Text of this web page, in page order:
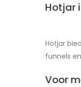
Hotjar
Hotjar
funnels
Voor